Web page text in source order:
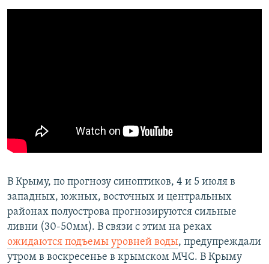
В Крыму, по прогнозу синоптиков, 4 и 5 июля в
западных, южных, восточных и центральных
районах полуострова прогнозируются сильные
ливни (30-50мм). В связи с этим на реках
ожидаются подъемы уровней воды, предупреждали
утром в воскресенье в крымском МЧС. В Крыму